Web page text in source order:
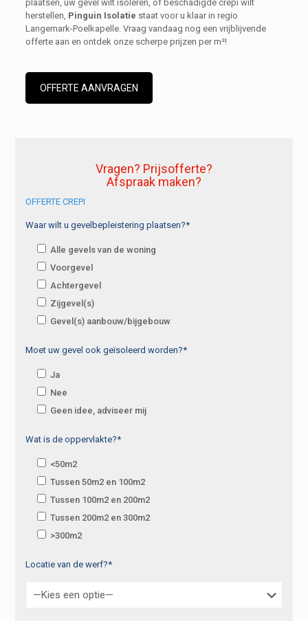
plaatsen, uw gevel wilt isoleren, of beschadigde crepi wilt
herstellen, Pinguin Isolatie staat voor u klaar in regio
Langemark-Poelkapelle. Vraag vandaag nog een vrijblijvende
offerte aan en ontdek onze scherpe prijzen per m²!
OFFERTE AANVRAGEN
Vragen? Prijsofferte?
Afspraak maken?
OFFERTE CREPI
Waar wilt u gevelbepleistering plaatsen?*
Alle gevels van de woning
Voorgevel
Achtergevel
Zijgevel(s)
Gevel(s) aanbouw/bijgebouw
Moet uw gevel ook geïsoleerd worden?*
Ja
Nee
Geen idee, adviseer mij
Wat is de oppervlakte?*
<50m2
Tussen 50m2 en 100m2
Tussen 100m2 en 200m2
Tussen 200m2 en 300m2
>300m2
Locatie van de werf?*